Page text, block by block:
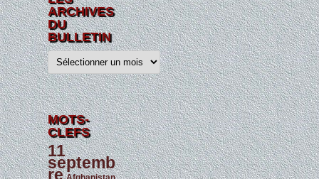
ARCHIVES
DU
BULLETIN
L
s
a
r
c
h
i
v
e
s
d
u
MOTS-
CLEFS
11
septemb
re